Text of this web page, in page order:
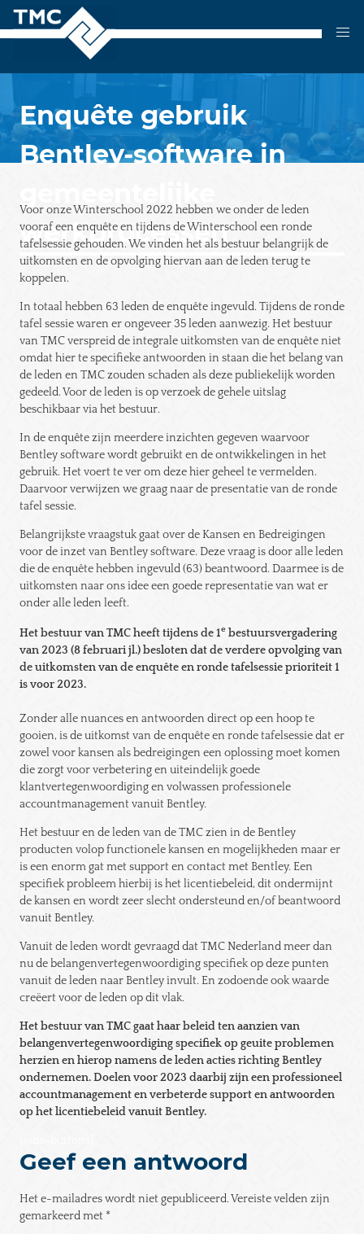
Enquête gebruik
Bentley-software in
werkprocessen
Voor onze Winterschool 2022 hebben we onder de leden
vooraf een enquête en tijdens de Winterschool een ronde
tafelsessie gehouden. We vinden het als bestuur belangrijk de
uitkomsten en de opvolging hiervan aan de leden terug te
koppelen.
In totaal hebben 63 leden de enquête ingevuld. Tijdens de ronde
tafel sessie waren er ongeveer 35 leden aanwezig. Het bestuur
van TMC verspreid de integrale uitkomsten van de enquête niet
omdat hier te specifieke antwoorden in staan die het belang van
de leden en TMC zouden schaden als deze publiekelijk worden
gedeeld. Voor de leden is op verzoek de gehele uitslag
beschikbaar via het bestuur.
In de enquête zijn meerdere inzichten gegeven waarvoor
Bentley software wordt gebruikt en de ontwikkelingen in het
gebruik. Het voert te ver om deze hier geheel te vermelden.
Daarvoor verwijzen we graag naar de presentatie van de ronde
tafel sessie.
Belangrijkste vraagstuk gaat over de Kansen en Bedreigingen
voor de inzet van Bentley software. Deze vraag is door alle leden
die de enquête hebben ingevuld (63) beantwoord. Daarmee is de
uitkomsten naar ons idee een goede representatie van wat er
onder alle leden leeft.
Het bestuur van TMC heeft tijdens de 1e bestuursvergadering
van 2023 (8 februari jl.) besloten dat de verdere opvolging van
de uitkomsten van de enquête en ronde tafelsessie prioriteit 1
is voor 2023.
Zonder alle nuances en antwoorden direct op een hoop te
gooien, is de uitkomst van de enquête en ronde tafelsessie dat er
zowel voor kansen als bedreigingen een oplossing moet komen
die zorgt voor verbetering en uiteindelijk goede
klantvertegenwoordiging en volwassen professionele
accountmanagement vanuit Bentley.
Het bestuur en de leden van de TMC zien in de Bentley
producten volop functionele kansen en mogelijkheden maar er
is een enorm gat met support en contact met Bentley. Een
specifiek probleem hierbij is het licentiebeleid, dit ondermijnt
de kansen en wordt zeer slecht ondersteund en/of beantwoord
vanuit Bentley.
Vanuit de leden wordt gevraagd dat TMC Nederland meer dan
nu de belangenvertegenwoordiging specifiek op deze punten
vanuit de leden naar Bentley invult. En zodoende ook waarde
creëert voor de leden op dit vlak.
Het bestuur van TMC gaat haar beleid ten aanzien van
belangenvertegenwoordiging specifiek op geuite problemen
herzien en hierop namens de leden acties richting Bentley
ondernemen. Doelen voor 2023 daarbij zijn een professioneel
accountmanagement en verbeterde support en antwoorden
op het licentiebeleid vanuit Bentley.
Geef een antwoord
Het e-mailadres wordt niet gepubliceerd.Vereiste velden zijn
gemarkeerd met *